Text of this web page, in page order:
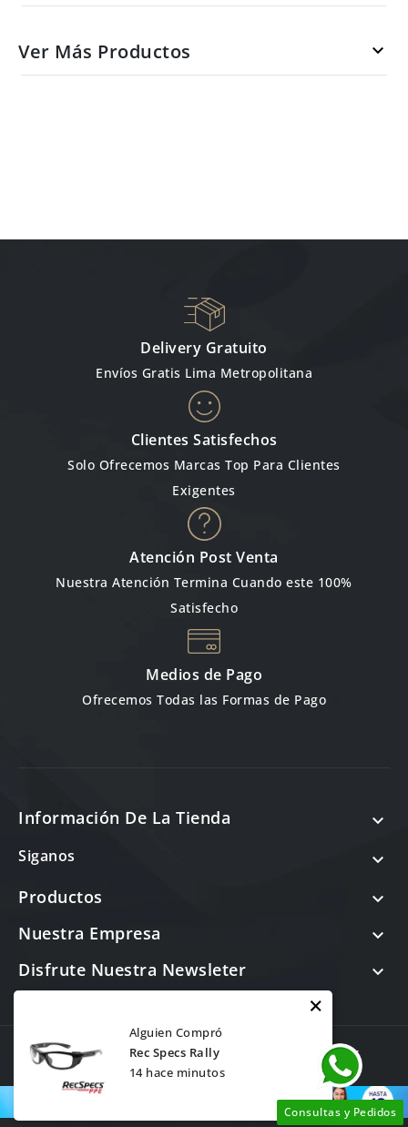
Ver Más Productos 
Delivery Gratuito
Envíos Gratis Lima Metropolitana
Clientes Satisfechos
Solo Ofrecemos Marcas Top Para Clientes
Exigentes
Atención Post Venta
Nuestra Atención Termina Cuando este 100%
Satisfecho
Medios de Pago
Ofrecemos Todas las Formas de Pago
Información De La Tienda 
Siganos

Productos

Nuestra Empresa

×
Alguien Compró
Rec Specs Rally
14 hace minutos
Disfrute Nuestra Newsleter 
Consultas y Pedidos
© 2026 - Software Ecommerce desarrollado por
LentesDeSeguridadPeru